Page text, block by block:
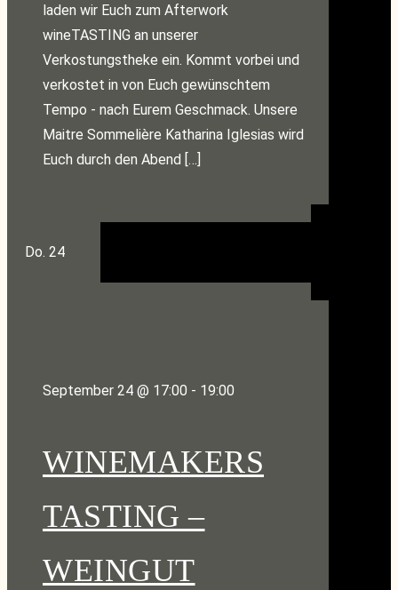
laden wir Euch zum Afterwork
wineTASTING an unserer
Verkostungstheke ein. Kommt vorbei und
verkostet in von Euch gewünschtem
Tempo - nach Eurem Geschmack. Unsere
Maitre Sommelière Katharina Iglesias wird
Euch durch den Abend […]
Do. 24
September 24 @ 17:00 - 19:00
WINEMAKERS
TASTING –
WEINGUT